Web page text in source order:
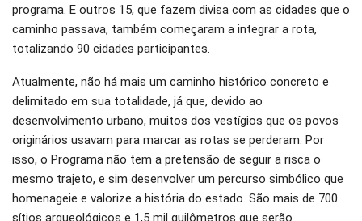
programa. E outros 15, que fazem divisa com as cidades que o
caminho passava, também começaram a integrar a rota,
totalizando 90 cidades participantes.
Atualmente, não há mais um caminho histórico concreto e
delimitado em sua totalidade, já que, devido ao
desenvolvimento urbano, muitos dos vestígios que os povos
originários usavam para marcar as rotas se perderam. Por
isso, o Programa não tem a pretensão de seguir a risca o
mesmo trajeto, e sim desenvolver um percurso simbólico que
homenageie e valorize a história do estado. São mais de 700
sítios arqueológicos e 1,5 mil quilômetros que serão